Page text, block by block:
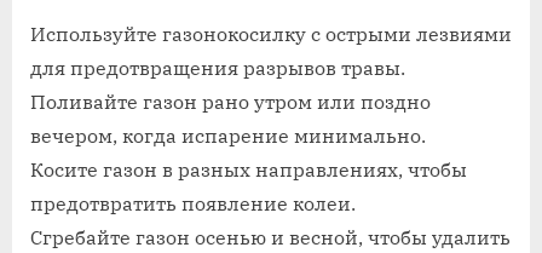
Используйте газонокосилку с острыми лезвиями
для предотвращения разрывов травы.
Поливайте газон рано утром или поздно
вечером, когда испарение минимально.
Косите газон в разных направлениях, чтобы
предотвратить появление колеи.
Сгребайте газон осенью и весной, чтобы удалить